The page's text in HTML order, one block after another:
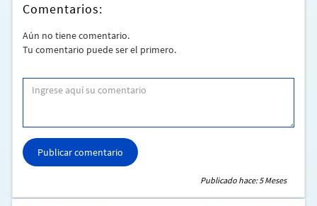
Comentarios:
Aún no tiene comentario.
Tu comentario puede ser el primero.
Publicar comentario
Publicado hace: 5 Meses